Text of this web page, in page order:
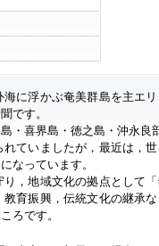
に浮かぶ奄美群島を主エ
です。
・喜界島・徳之島・沖永良
ていましたが，最近は，
なっています。
，地域文化の拠点として
育振興，伝統文化の継承
ろです。